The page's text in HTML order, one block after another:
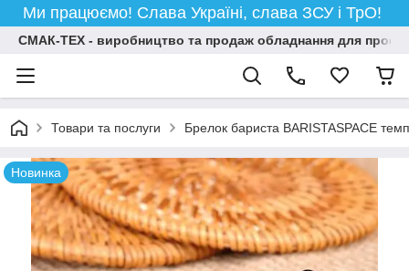
Ми працюємо! Слава Україні, слава ЗСУ і ТрО!
СМАК-ТЕХ - виробництво та продаж обладнання для
Товари та послуги Брелок бариста BARISTASPACE
Новинка